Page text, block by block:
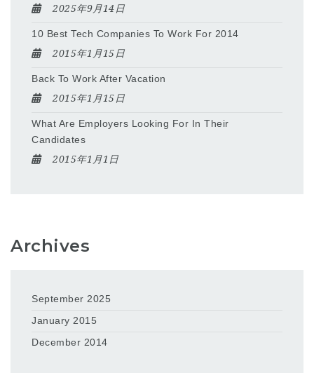
2025年9月14日
10 Best Tech Companies To Work For 2014
2015年1月15日
Back To Work After Vacation
2015年1月15日
What Are Employers Looking For In Their
Candidates
2015年1月1日
Archives
September 2025
January 2015
December 2014